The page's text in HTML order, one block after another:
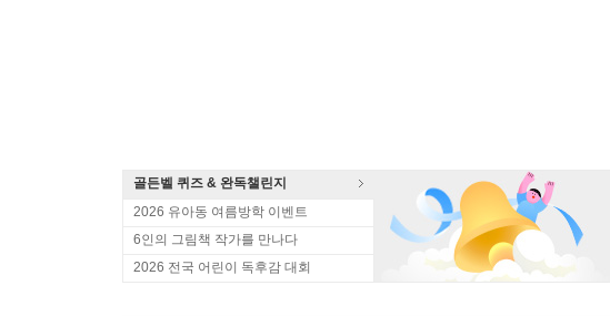
골든벨 퀴즈 & 완독챌린지
2026 유아동 여름방학 이벤트
6인의 그림책 작가를 만나다
2026 전국 어린이 독후감 대회